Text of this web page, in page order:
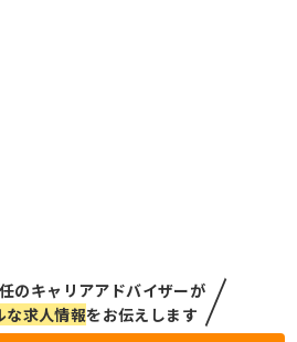
のキャリアアドバイザーが
な求人情報をお伝えします